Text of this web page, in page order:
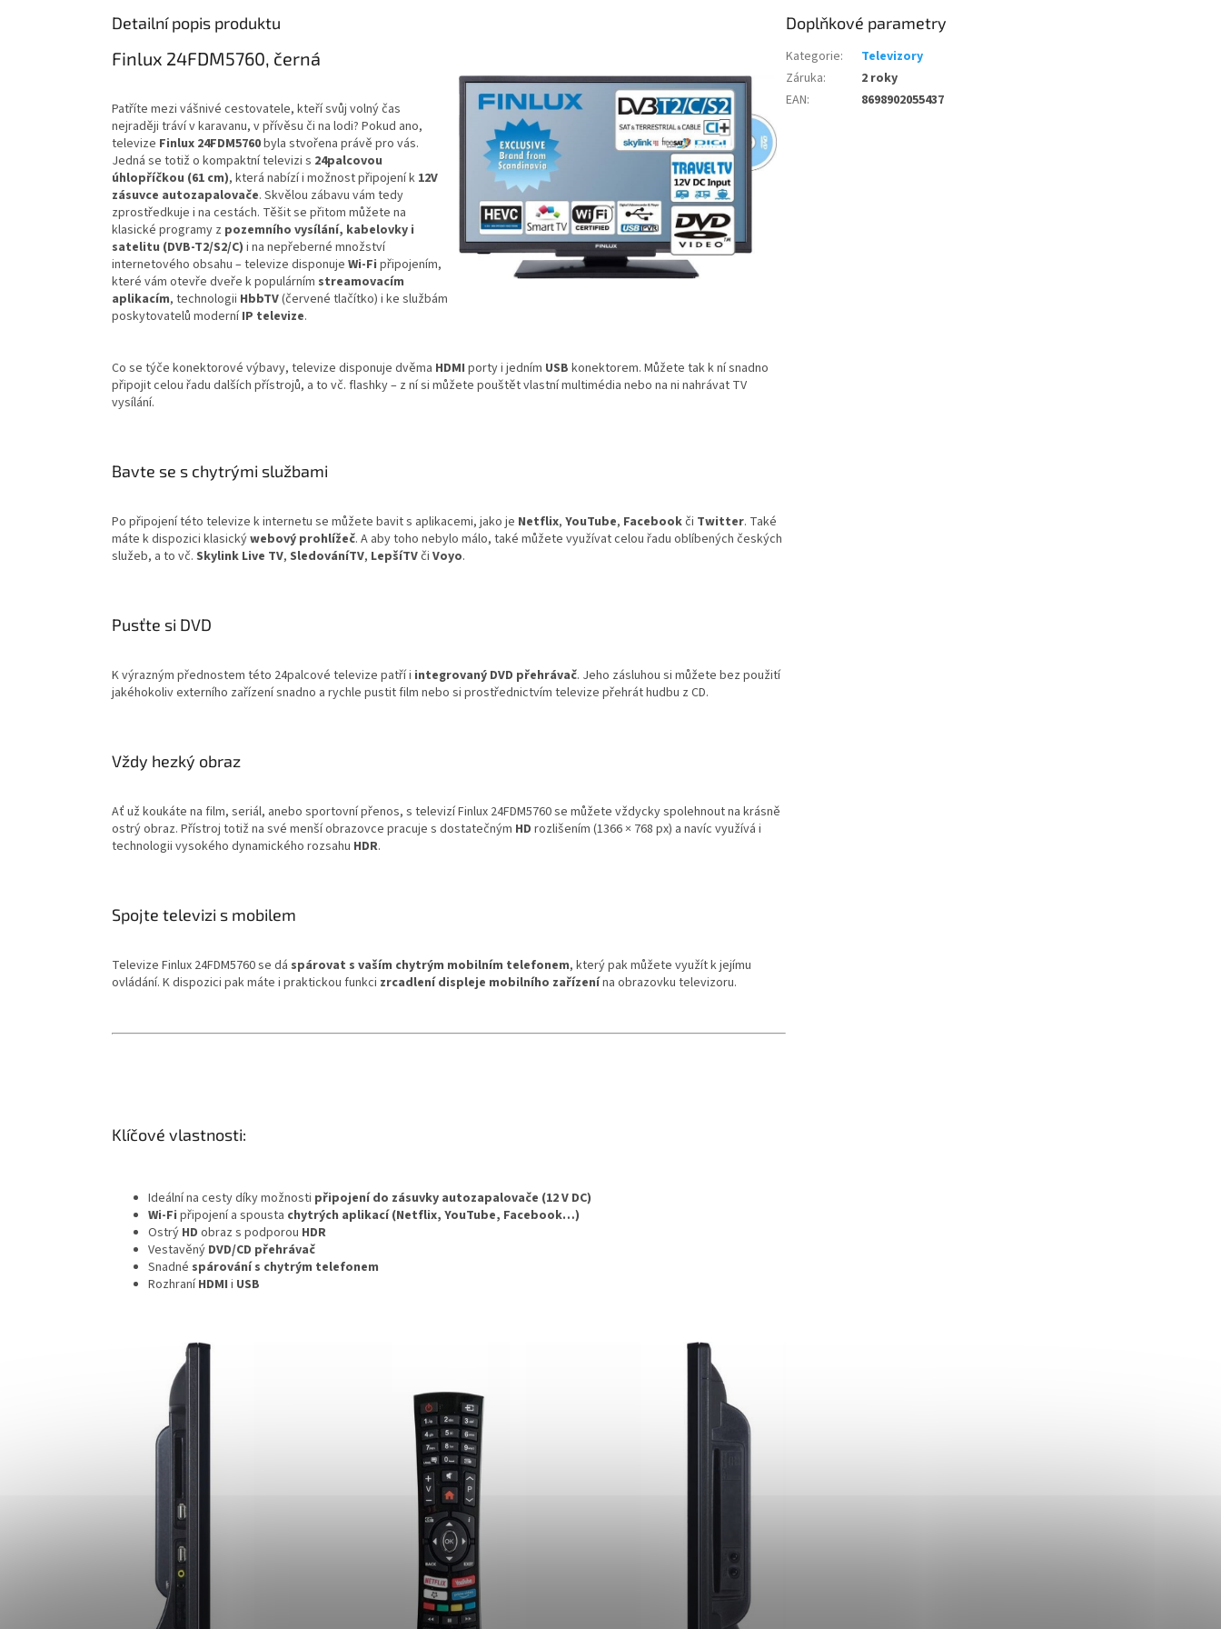
M
Detailní popis produktu
Finlux 24FDM5760, černá
Patříte mezi vášnivé cestovatele, kteří svůj volný čas
nejraději tráví v karavanu, v přívěsu či na lodi? Pokud ano,
televize Finlux 24FDM5760byla stvořena právě pro vás.
Jedná se totiž o kompaktní televizi s 24palcovou
úhlopříčkou (61 cm), která nabízí i možnost připojení k 12V
zásuvce autozapalovače. Skvělou zábavu vám tedy
zprostředkuje i na cestách. Těšit se přitom můžete na
klasické programy z pozemního vysílání, kabelovky i
satelitu (DVB-T2/S2/C) i na nepřeberné množství
internetového obsahu – televize disponuje Wi-Fi připojením,
které vám otevře dveře k populárním streamovacím
aplikacím, technologii HbbTV(červené tlačítko) i ke službám
poskytovatelů moderníIP televize.
Co se týče konektorové výbavy, televize disponuje dvěma HDMI porty i jedním USB konektorem. Můžete tak k ní snadno
připojit celou řadu dalších přístrojů, a to vč. flashky – z ní si můžete pouštět vlastní multimédia nebo na ni nahrávat TV
vysílání.
Bavte se s chytrými službami
Po připojení této televize k internetu se můžete bavit s aplikacemi, jako je Netflix, YouTube, Facebookči Twitter. Také
máte k dispozici klasickýwebový prohlížeč. A aby toho nebylo málo, také můžete využívat celou řadu oblíbených českých
služeb, a to vč. Skylink Live TV, SledováníTV, LepšíTVči Voyo.
Pusťte si DVD
K výrazným přednostem této 24palcové televize patří i integrovaný DVD přehrávač. Jeho zásluhou si můžete bez použití
jakéhokoliv externího zařízení snadno a rychle pustit film nebo si prostřednictvím televize přehrát hudbu z CD.
Vždy hezký obraz
Ať už koukáte na film, seriál, anebo sportovní přenos, s televizí Finlux 24FDM5760 se můžete vždycky spolehnout na krásně
ostrý obraz. Přístroj totiž na své menší obrazovce pracuje s dostatečným HD rozlišením (1366 × 768 px) a navíc využívá i
technologii vysokého dynamického rozsahu HDR.
Spojte televizi s mobilem
Televize Finlux 24FDM5760 se dá spárovat s vaším chytrým mobilním telefonem, který pak můžete využít k jejímu
ovládání. K dispozici pak máte i praktickou funkci zrcadlení displeje mobilního zařízenína obrazovku televizoru.
Klíčové vlastnosti:
Ideální na cesty díky možnosti připojení do zásuvky autozapalovače (12 V DC)
Wi-Fi připojení a spousta chytrých aplikací (Netflix, YouTube, Facebook…)
Ostrý HD obraz s podporou HDR
Vestavěný DVD/CD přehrávač
Snadné spárování s chytrým telefonem
RozhraníHDMI i USB
Doplňkové parametry
Kategorie:
Televizory
Záruka:
2 roky
EAN: 8698902055437